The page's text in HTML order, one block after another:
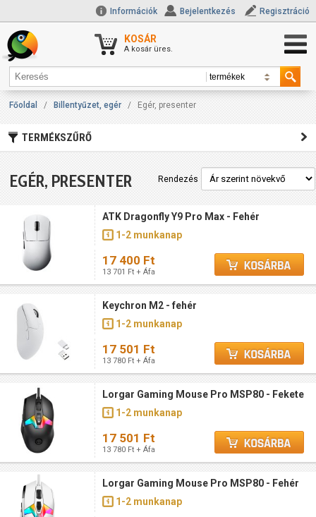
Információk Bejelentkezés Regisztráció
KOSÁR
A kosár üres.
Főoldal / Billentyűzet, egér / Egér, presenter
TERMÉKSZŰRŐ
EGÉR, PRESENTER Rendezés
ATK Dragonfly Y9 Pro Max - Fehér
1-2 munkanap
17 400 Ft
13 701 Ft + Áfa
Keychron M2 - fehér
1-2 munkanap
17 501 Ft
13 780 Ft + Áfa
Lorgar Gaming Mouse Pro MSP80 - Fekete
1-2 munkanap
17 501 Ft
13 780 Ft + Áfa
Lorgar Gaming Mouse Pro MSP80 - Fehér
1-2 munkanap